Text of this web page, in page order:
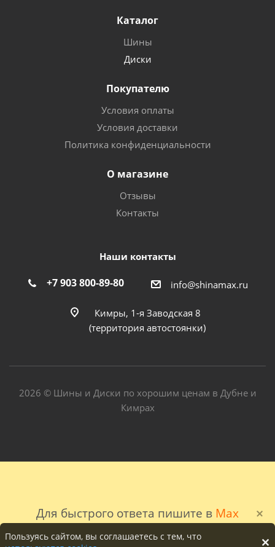
Для быстрого ответа пишите в Max
Каталог
Шины
Диски
Покупателю
Условия оплаты
Условия доставки
Политика конфиденциальности
О магазине
Отзывы
Контакты
Наши контакты
+7 903 800-89-80 info@shinamax.ru
Кимры, 1-я Заводская 8
(территория автостоянки)
2026 © Шины и Диски по хорошим ценам в Дубне и
Кимрах
Пользуясь сайтом, вы соглашаетесь с тем, что